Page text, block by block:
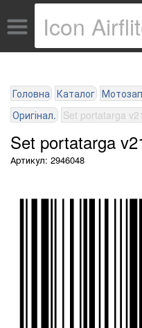
Головна Каталог
Оригінал. Set portatarga
Set portatarga
Артикул: 2946048